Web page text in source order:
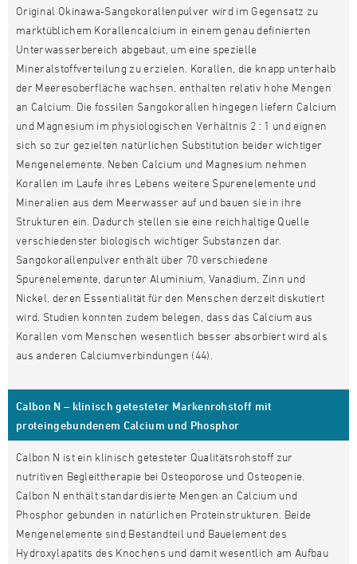
Original Okinawa-Sangokorallenpulver wird im Gegensatz zu
marktüblichem Korallencalcium in einem genau definierten
Unterwasserbereich abgebaut, um eine spezielle
Mineralstoffverteilung zu erzielen. Korallen, die knapp unterhalb
der Meeresoberfläche wachsen, enthalten relativ hohe Mengen
an Calcium. Die fossilen Sangokorallen hingegen liefern Calcium
und Magnesium im physiologischen Verhältnis 2 : 1 und eignen
sich so zur gezielten natürlichen Substitution beider wichtiger
Mengenelemente. Neben Calcium und Magnesium nehmen
Korallen im Laufe ihres Lebens weitere Spurenelemente und
Mineralien aus dem Meerwasser auf und bauen sie in ihre
Strukturen ein. Dadurch stellen sie eine reichhaltige Quelle
verschiedenster biologisch wichtiger Substanzen dar.
Sangokorallenpulver enthält über 70 verschiedene
Spurenelemente, darunter Aluminium, Vanadium, Zinn und
Nickel, deren Essentialität für den Menschen derzeit diskutiert
wird. Studien konnten zudem belegen, dass das Calcium aus
Korallen vom Menschen wesentlich besser absorbiert wird als
aus anderen Calciumverbindungen (44).
Calbon N – klinisch getesteter Markenrohstoff mit
proteingebundenem Calcium und Phosphor
Calbon N ist ein klinisch getesteter Qualitätsrohstoff zur
nutritiven Begleittherapie bei Osteoporose und Osteopenie.
Calbon N enthält standardisierte Mengen an Calcium und
Phosphor gebunden in natürlichen Proteinstrukturen. Beide
Mengenelemente sind Bestandteil und Bauelement des
Hydroxylapatits des Knochens und damit wesentlich am Aufbau